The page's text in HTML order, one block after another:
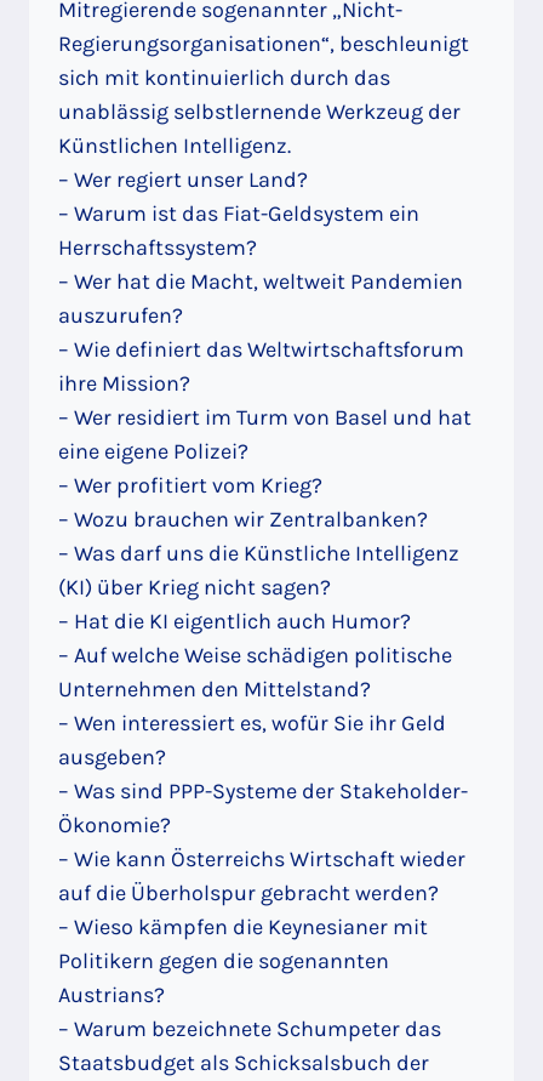
Mitregierende sogenannter „Nicht-
Regierungsorganisationen“, beschleunigt
sich mit kontinuierlich durch das
unablässig selbstlernende Werkzeug der
Künstlichen Intelligenz.
– Wer regiert unser Land?
– Warum ist das Fiat-Geldsystem ein
Herrschaftssystem?
– Wer hat die Macht, weltweit Pandemien
auszurufen?
– Wie definiert das Weltwirtschaftsforum
ihre Mission?
– Wer residiert im Turm von Basel und hat
eine eigene Polizei?
– Wer profitiert vom Krieg?
– Wozu brauchen wir Zentralbanken?
– Was darf uns die Künstliche Intelligenz
(KI) über Krieg nicht sagen?
– Hat die KI eigentlich auch Humor?
– Auf welche Weise schädigen politische
Unternehmen den Mittelstand?
– Wen interessiert es, wofür Sie ihr Geld
ausgeben?
– Was sind PPP-Systeme der Stakeholder-
Ökonomie?
– Wie kann Österreichs Wirtschaft wieder
auf die Überholspur gebracht werden?
– Wieso kämpfen die Keynesianer mit
Politikern gegen die sogenannten
Austrians?
– Warum bezeichnete Schumpeter das
Staatsbudget als Schicksalsbuch der